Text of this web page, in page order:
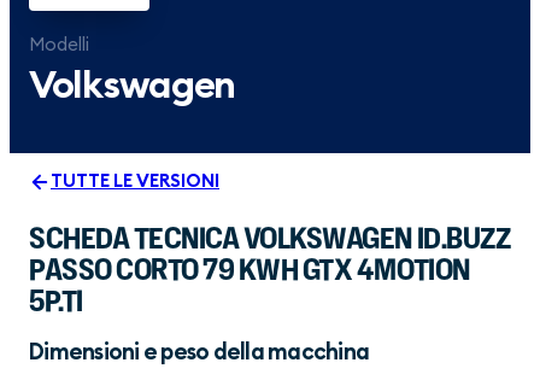
Modelli
Volkswagen
TUTTE LE VERSIONI
SCHEDA TECNICA VOLKSWAGEN ID.BUZZ
PASSO CORTO 79 KWH GTX 4MOTION
5P.TI
Dimensioni e peso della macchina